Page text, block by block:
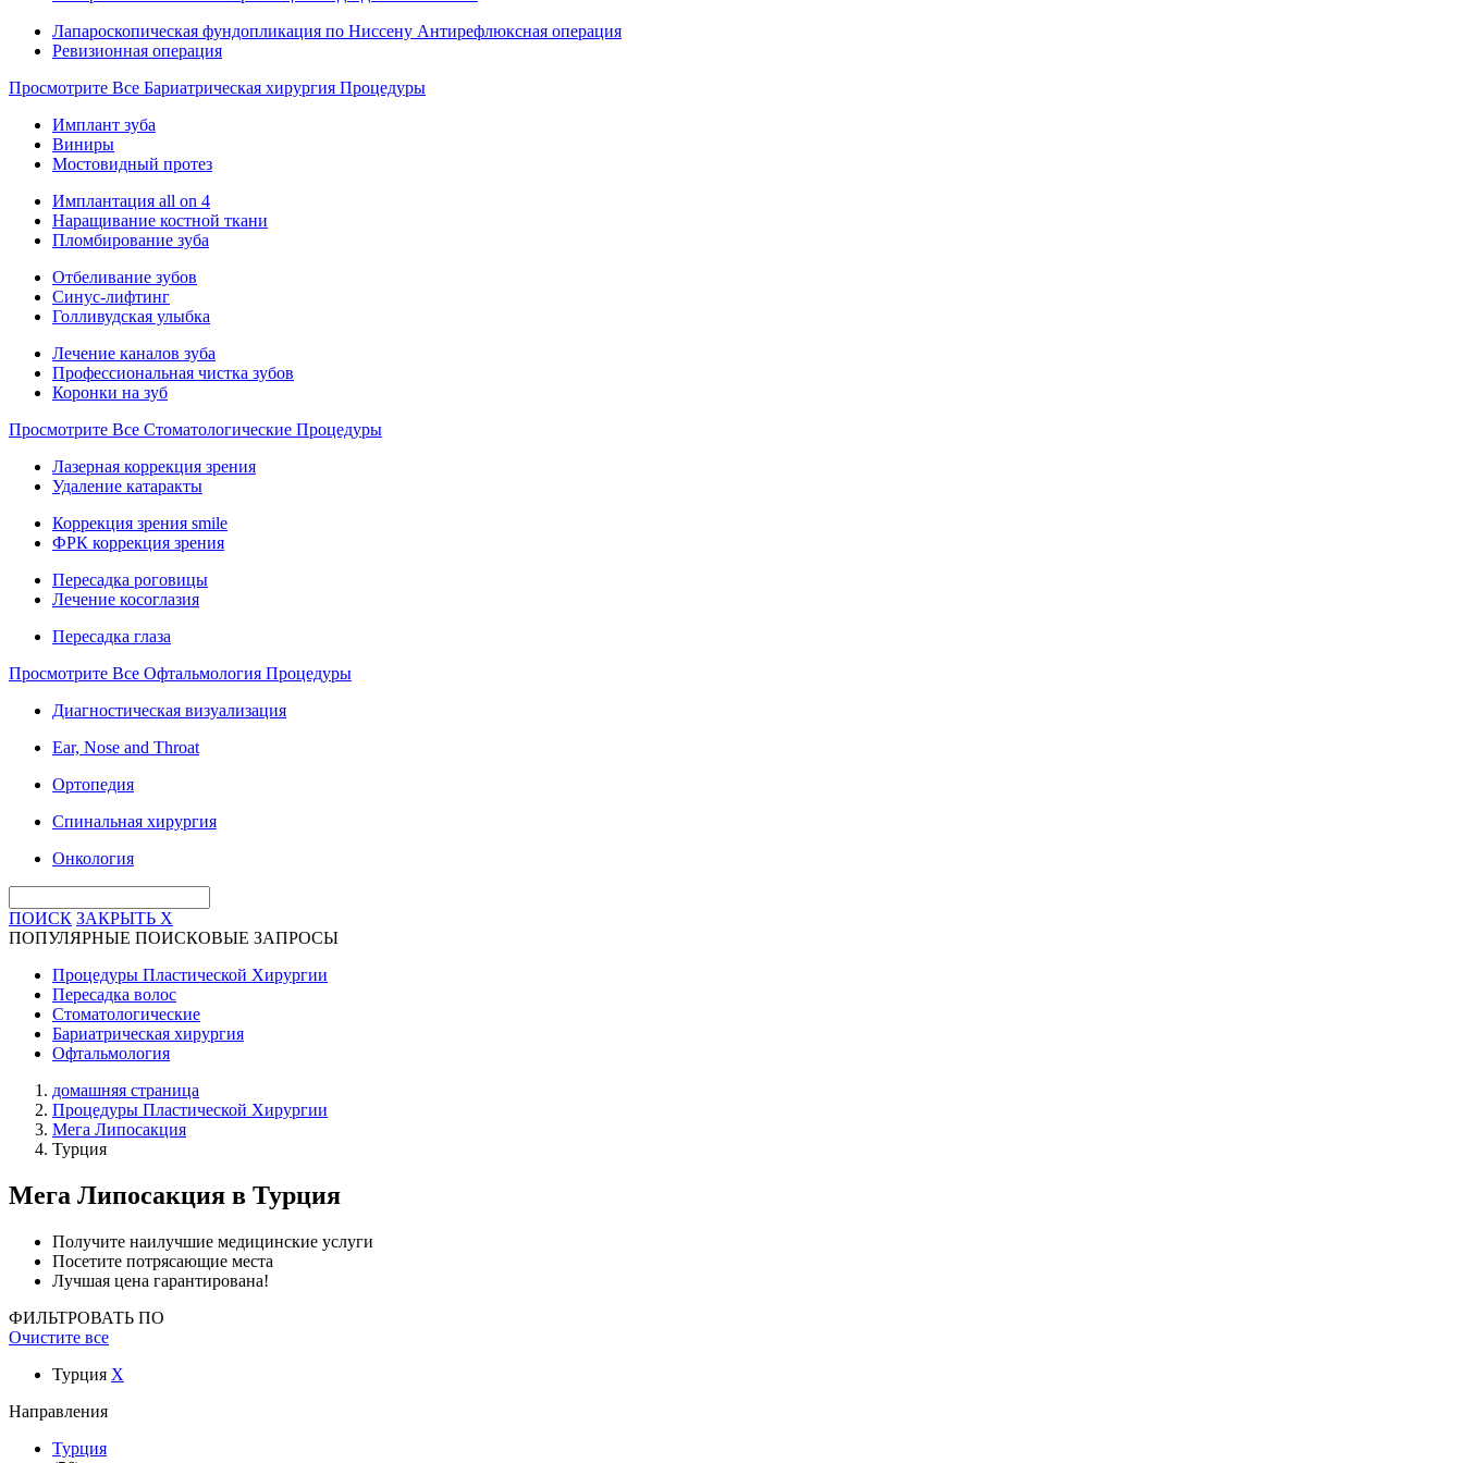
Лапароскопическая фундопликация по Ниссену Антирефлюксная операция
Ревизионная операция
Просмотрите Все Бариатрическая хирургия Процедуры
Имплант зуба
Виниры
Мостовидный протез
Имплантация all on 4
Наращивание костной ткани
Пломбирование зуба
Отбеливание зубов
Синус-лифтинг
Голливудская улыбка
Лечение каналов зуба
Профессиональная чистка зубов
Коронки на зуб
Просмотрите Все Стоматологические Процедуры
Лазерная коррекция зрения
Удаление катаракты
Коррекция зрения smile
ФРК коррекция зрения
Пересадка роговицы
Лечение косоглазия
Пересадка глаза
Просмотрите Все Офтальмология Процедуры
Диагностическая визуализация
Ear, Nose and Throat
Ортопедия
Спинальная хирургия
Онкология
ПОИСК ЗАКРЫТЬ X
ПОПУЛЯРНЫЕ ПОИСКОВЫЕ ЗАПРОСЫ
Процедуры Пластической Хирургии
Пересадка волос
Стоматологические
Бариатрическая хирургия
Офтальмология
домашняя страница
Процедуры Пластической Хирургии
Мега Липосакция
Турция
Мега Липосакция в Турция
Получите наилучшие медицинские услуги
Посетите потрясающие места
Лучшая цена гарантирована!
ФИЛЬТРОВАТЬ ПО
Очистите все
Турция X
Направления
Турция